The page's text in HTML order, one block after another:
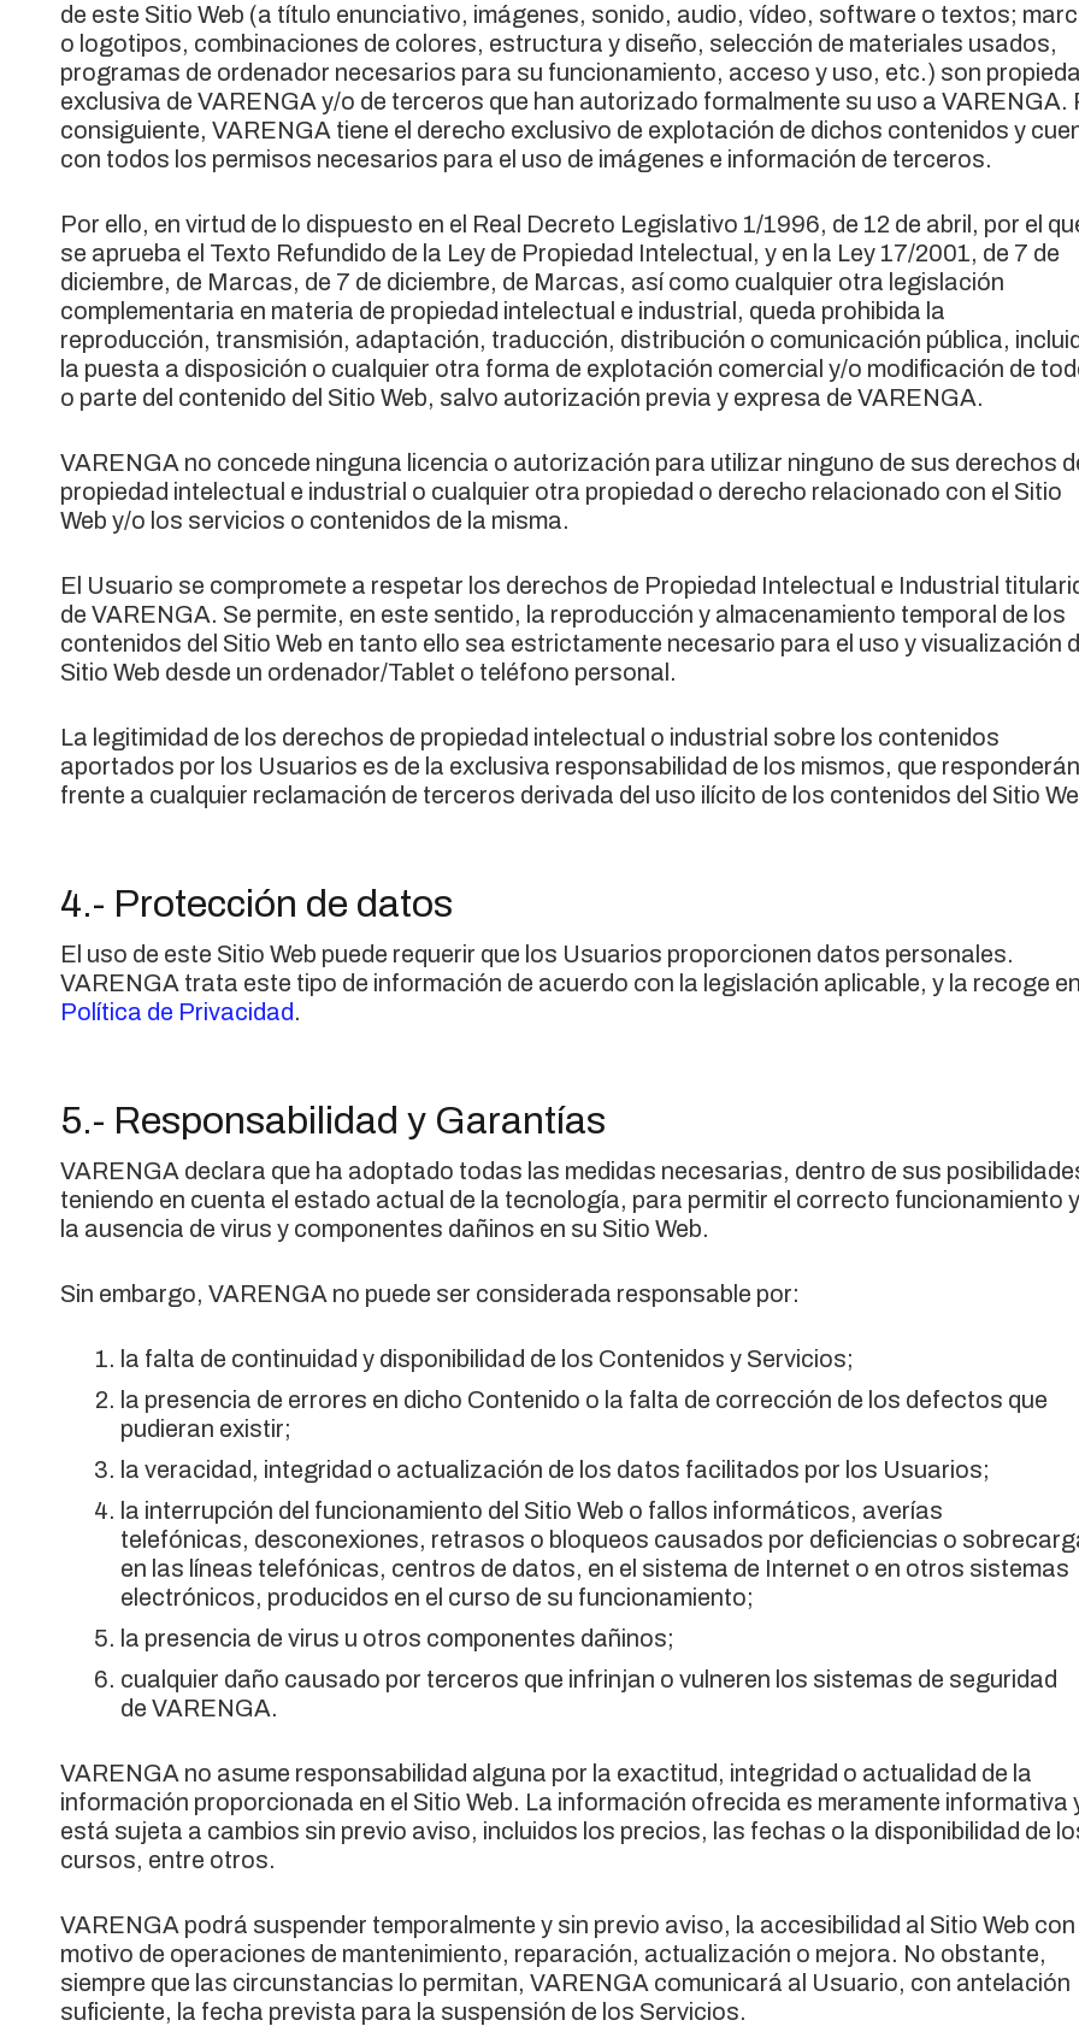
de este Sitio Web (a título enunciativo, imágenes, sonido, audio, vídeo, software o textos;
o logotipos, combinaciones de colores, estructura y diseño, selección de materiales usados,
programas de ordenador necesarios para su funcionamiento, acceso y uso, etc.) son
exclusiva de VARENGA y/o de terceros que han autorizado formalmente su uso a VARENGA.
consiguiente, VARENGA tiene el derecho exclusivo de explotación de dichos contenidos y
con todos los permisos necesarios para el uso de imágenes e información de terceros.
Por ello, en virtud de lo dispuesto en el Real Decreto Legislativo 1/1996, de 12 de abril, por el
se aprueba el Texto Refundido de la Ley de Propiedad Intelectual, y en la Ley 17/2001, de 7 de
diciembre, de Marcas, de 7 de diciembre, de Marcas, así como cualquier otra legislación
complementaria en materia de propiedad intelectual e industrial, queda prohibida la
reproducción, transmisión, adaptación, traducción, distribución o comunicación pública,
la puesta a disposición o cualquier otra forma de explotación comercial y/o modificación de
o parte del contenido del Sitio Web, salvo autorización previa y expresa de VARENGA.
VARENGA no concede ninguna licencia o autorización para utilizar ninguno de sus derechos
propiedad intelectual e industrial o cualquier otra propiedad o derecho relacionado con el Sitio
Web y/o los servicios o contenidos de la misma.
El Usuario se compromete a respetar los derechos de Propiedad Intelectual e Industrial
de VARENGA. Se permite, en este sentido, la reproducción y almacenamiento temporal de los
contenidos del Sitio Web en tanto ello sea estrictamente necesario para el uso y visualización
Sitio Web desde un ordenador/Tablet o teléfono personal.
La legitimidad de los derechos de propiedad intelectual o industrial sobre los contenidos
aportados por los Usuarios es de la exclusiva responsabilidad de los mismos, que responderán
frente a cualquier reclamación de terceros derivada del uso ilícito de los contenidos del Sitio
4.- Protección de datos
El uso de este Sitio Web puede requerir que los Usuarios proporcionen datos personales.
VARENGA trata este tipo de información de acuerdo con la legislación aplicable, y la recoge
Política de Privacidad.
5.- Responsabilidad y Garantías
VARENGA declara que ha adoptado todas las medidas necesarias, dentro de sus
teniendo en cuenta el estado actual de la tecnología, para permitir el correcto funcionamiento y
la ausencia de virus y componentes dañinos en su Sitio Web.
Sin embargo, VARENGA no puede ser considerada responsable por:
la falta de continuidad y disponibilidad de los Contenidos y Servicios;
la presencia de errores en dicho Contenido o la falta de corrección de los defectos que
pudieran existir;
la veracidad, integridad o actualización de los datos facilitados por los Usuarios;
la interrupción del funcionamiento del Sitio Web o fallos informáticos, averías
telefónicas, desconexiones, retrasos o bloqueos causados por deficiencias o
en las líneas telefónicas, centros de datos, en el sistema de Internet o en otros sistemas
electrónicos, producidos en el curso de su funcionamiento;
la presencia de virus u otros componentes dañinos;
cualquier daño causado por terceros que infrinjan o vulneren los sistemas de seguridad
de VARENGA.
VARENGA no asume responsabilidad alguna por la exactitud, integridad o actualidad de la
información proporcionada en el Sitio Web. La información ofrecida es meramente informativa
está sujeta a cambios sin previo aviso, incluidos los precios, las fechas o la disponibilidad de
cursos, entre otros.
VARENGA podrá suspender temporalmente y sin previo aviso, la accesibilidad al Sitio Web con
motivo de operaciones de mantenimiento, reparación, actualización o mejora. No obstante,
siempre que las circunstancias lo permitan, VARENGA comunicará al Usuario, con antelación
suficiente, la fecha prevista para la suspensión de los Servicios.